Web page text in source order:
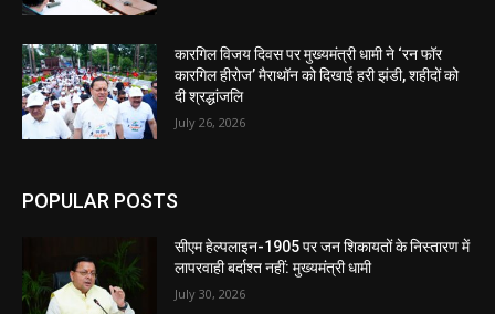
कारगिल विजय दिवस पर मुख्यमंत्री धामी ने ‘रन फॉर
कारगिल हीरोज’ मैराथॉन को दिखाई हरी झंडी, शहीदों को
दी श्रद्धांजलि
July 26, 2026
POPULAR POSTS
सीएम हेल्पलाइन-1905 पर जन शिकायतों के निस्तारण में
लापरवाही बर्दाश्त नहीं: मुख्यमंत्री धामी
July 30, 2026